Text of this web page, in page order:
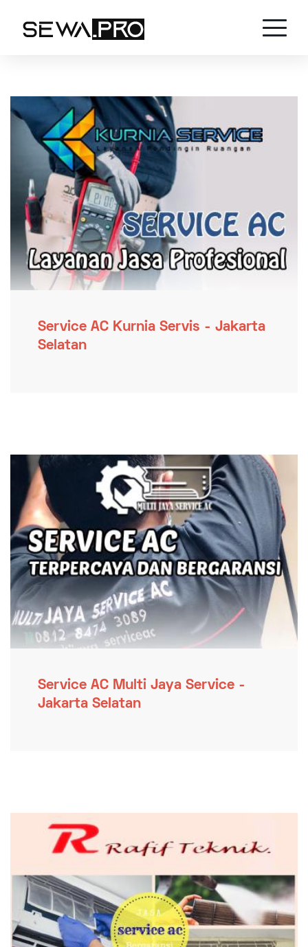
Service AC Kurnia Servis - Jakarta
Selatan
Service AC Multi Jaya Service -
Jakarta Selatan